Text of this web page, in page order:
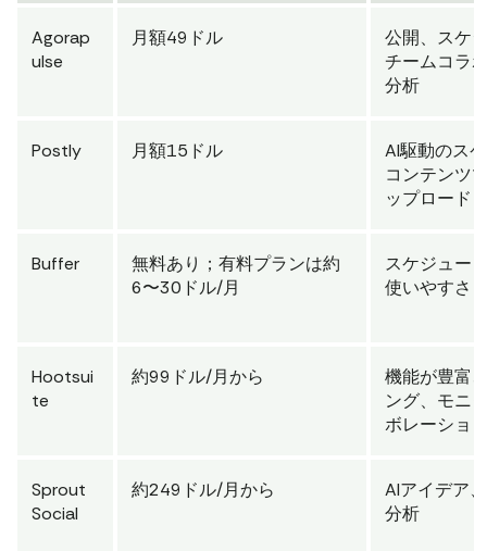
Agorap
ulse
月額49ドル
公開、スケ
チームコラ
分析
Postly 月額15ドル
AI駆動のス
コンテンツ
ップロード
Buffer
無料あり；有料プランは約
6〜30ドル/月
スケジュー
使いやすさ
Hootsui
te
約99ドル/月から
機能が豊富
ング、モニ
ボレーショ
Sprout
Social
約249ドル/月から
AIアイデア
分析